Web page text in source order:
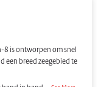
8 is ontworpen om snel
een breed zeegebied te